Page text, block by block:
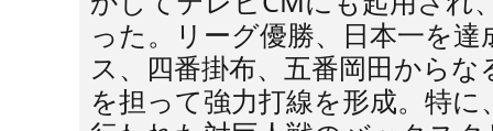
った。リーグ優勝、日本一を
ス、四番掛布、五番岡田から
を担って強力打線を形成。特